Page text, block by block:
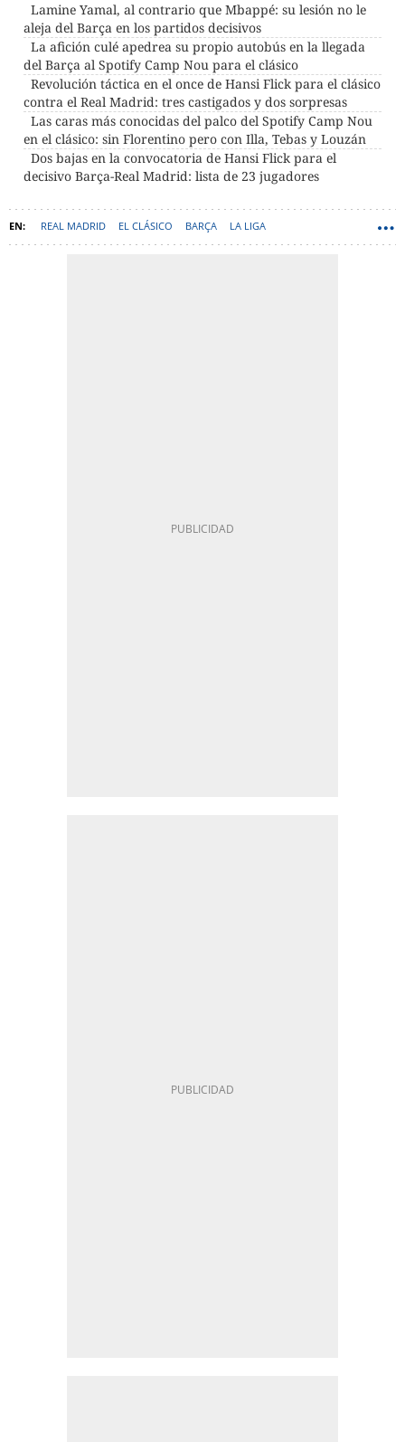
Lamine Yamal, al contrario que Mbappé: su lesión no le
aleja del Barça en los partidos decisivos
La afición culé apedrea su propio autobús en la llegada
del Barça al Spotify Camp Nou para el clásico
Revolución táctica en el once de Hansi Flick para el clásico
contra el Real Madrid: tres castigados y dos sorpresas
Las caras más conocidas del palco del Spotify Camp Nou
en el clásico: sin Florentino pero con Illa, Tebas y Louzán
Dos bajas en la convocatoria de Hansi Flick para el
decisivo Barça-Real Madrid: lista de 23 jugadores
REAL MADRID EL CLÁSICO BARÇA LA LIGA